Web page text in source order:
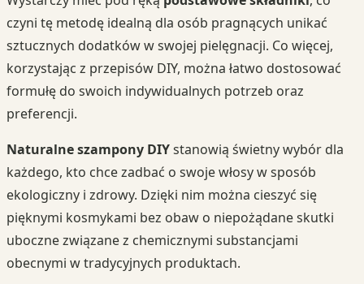
czyni tę metodę idealną dla osób pragnących unikać
sztucznych dodatków w swojej pielęgnacji. Co więcej,
korzystając z przepisów DIY, można łatwo dostosować
formułę do swoich indywidualnych potrzeb oraz
preferencji.
Naturalne szampony DIYstanowią świetny wybór dla
każdego, kto chce zadbać o swoje włosy w sposób
ekologiczny i zdrowy. Dzięki nim można cieszyć się
pięknymi kosmykami bez obaw o niepożądane skutki
uboczne związane z chemicznymi substancjami
obecnymi w tradycyjnych produktach.